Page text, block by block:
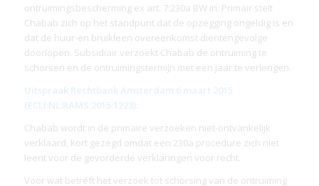
ontruimingsbescherming ex art. 7:230a BW in. Primair stelt
Chabab zich op het standpunt dat de opzegging ongeldig is en
dat de huur-en bruikleen overeenkomst dientengevolge
doorlopen. Subsidiair verzoekt Chabab de ontruiming te
schorsen en de ontruimingstermijn met een jaar te verlengen.
Uitspraak Rechtbank Amsterdam 6 maart 2015
(ECLI:NL:RAMS:2015:1223):
Chabab wordt in de primaire verzoeken niet-ontvankelijk
verklaard, kort gezegd omdat een 230a procedure zich niet
leent voor de gevorderde verklaringen voor recht.
Voor wat betreft het verzoek tot schorsing van de ontruiming